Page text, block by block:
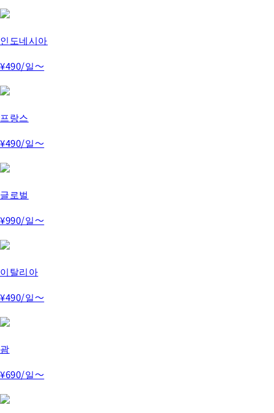
인도네시아
¥490/일～
프랑스
¥490/일～
글로벌
¥990/일～
이탈리아
¥490/일～
괌
¥690/일～